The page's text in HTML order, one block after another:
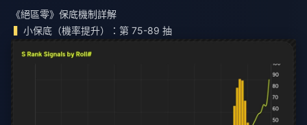
《絕區零》保底機制詳解
小保底（機率提升）：第 75-89 抽